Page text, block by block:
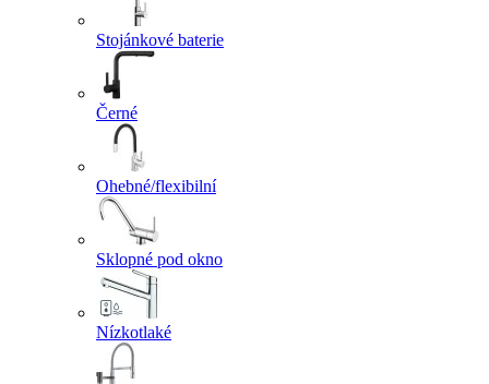
Stojánkové baterie
Černé
Ohebné/flexibilní
Sklopné pod okno
Nízkotlaké